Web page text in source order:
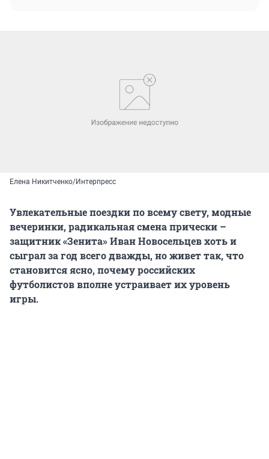
Елена Никитченко/Интерпресс
Увлекательные поездки по всему свету, модные
вечеринки, радикальная смена прически –
защитник «Зенита» Иван Новосельцев хоть и
сыграл за год всего дважды, но живет так, что
становится ясно, почему российских
футболистов вполне устраивает их уровень
игры.